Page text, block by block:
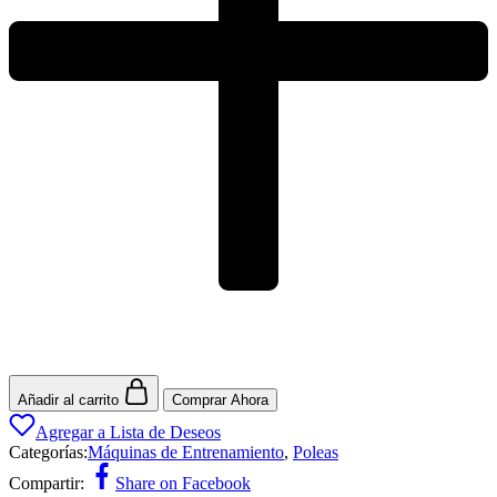
Añadir al carrito Comprar Ahora
Agregar a Lista de Deseos
Categorías:Máquinas de Entrenamiento, Poleas
Compartir:
Share on Facebook